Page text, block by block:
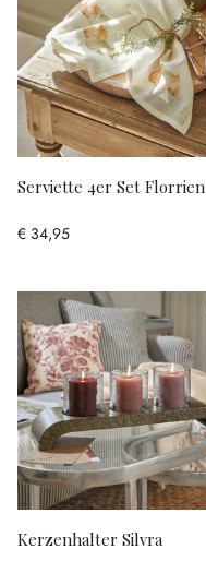
Serviette 4er Set Florrien
€ 34,95
Kerzenhalter Silvra